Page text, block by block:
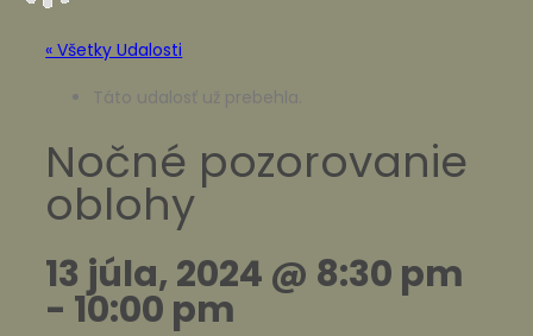
« Všetky Udalosti
Nočné pozorovanie
oblohy
13 júla, 2024 @ 8:30 pm
- 10:00 pm